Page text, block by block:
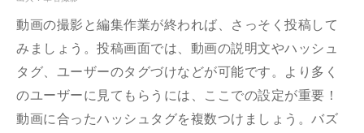
動画の撮影と編集作業が終われば、さっそく投稿して
みましょう。投稿画面では、動画の説明文やハッシュ
タグ、ユーザーのタグづけなどが可能です。より多く
のユーザーに見てもらうには、ここでの設定が重要！
動画に合ったハッシュタグを複数つけましょう。バズ